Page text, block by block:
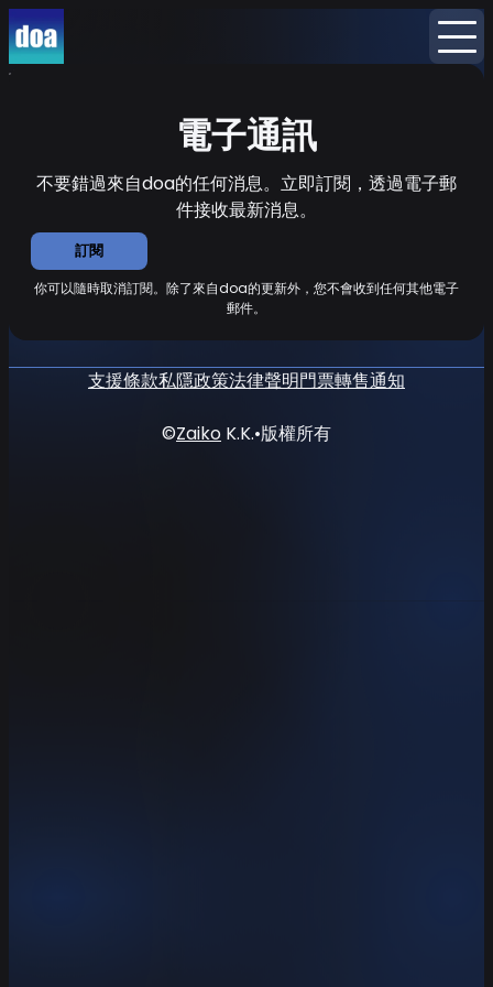
首頁
電子通訊
不要錯過來自doa的任何消息。立即訂閱，透過電子郵
件接收最新消息。
訂閱
你可以隨時取消訂閱。除了來自doa的更新外，您不會收到任何其他電子
郵件。
支援條款私隱政策法律聲明門票轉售通知
©Zaiko K.K.•版權所有